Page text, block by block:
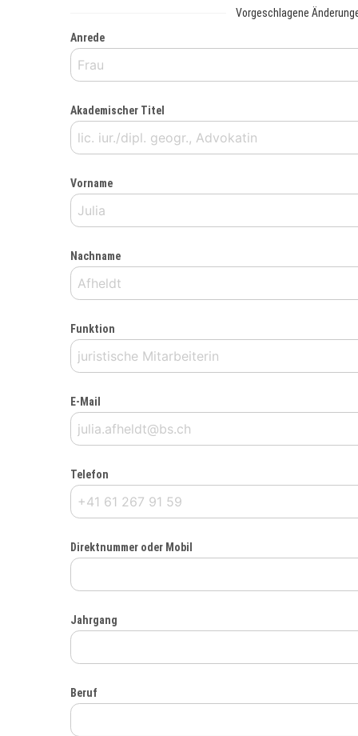
Vorgeschlagene
Anrede
Akademischer Titel
Vorname
Nachname
Funktion
E-Mail
Telefon
Direktnummer oder Mobil
Jahrgang
Beruf